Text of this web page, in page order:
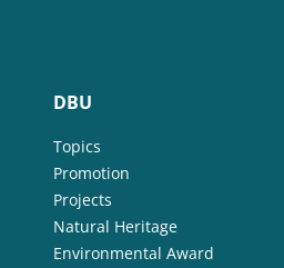
DBU
Topics
Promotion
Projects
Natural Heritage
Environmental Award